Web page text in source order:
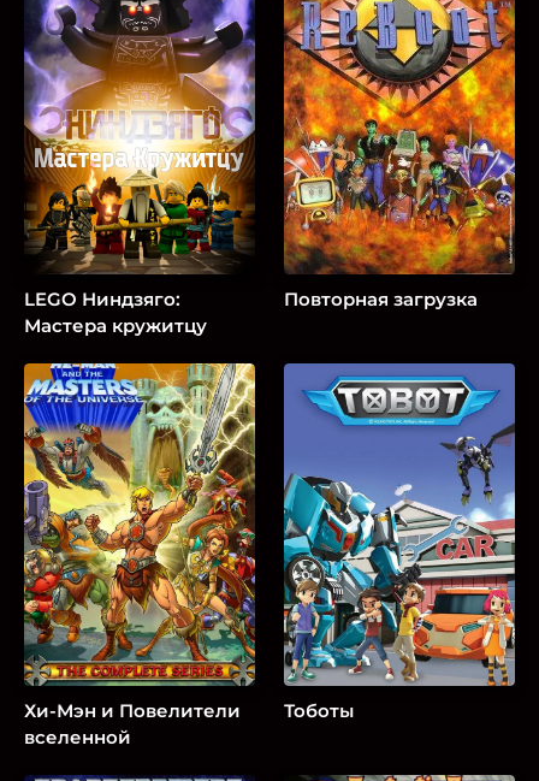
LEGO Ниндзяго:
Мастера кружитцу
Повторная загрузка
Хи-Мэн и Повелители
вселенной
Тоботы